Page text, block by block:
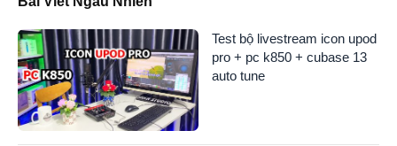
Test bộ livestream icon upod
pro + pc k850 + cubase 13
auto tune